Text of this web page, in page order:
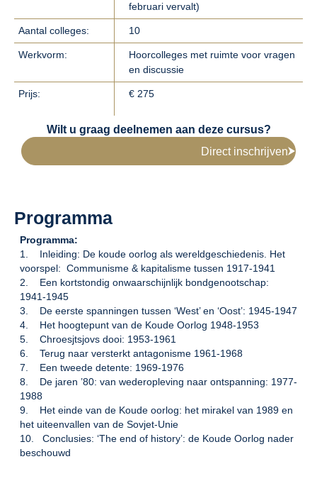
februari vervalt)
Aantal colleges: 10
Werkvorm:
Hoorcolleges met ruimte voor vragen
en discussie
Prijs: € 275
Wilt u graag deelnemen aan deze cursus?
Direct inschrijven
Programma
Programma:
1. Inleiding: De koude oorlog als wereldgeschiedenis. Het
voorspel: Communisme & kapitalisme tussen 1917-1941
2. Een kortstondig onwaarschijnlijk bondgenootschap:
1941-1945
3. De eerste spanningen tussen ‘West’ en ‘Oost’: 1945-1947
4. Het hoogtepunt van de Koude Oorlog 1948-1953
5. Chroesjtsjovs dooi: 1953-1961
6. Terug naar versterkt antagonisme 1961-1968
7. Een tweede detente: 1969-1976
8. De jaren ’80: van wederopleving naar ontspanning: 1977-
1988
9. Het einde van de Koude oorlog: het mirakel van 1989 en
het uiteenvallen van de Sovjet-Unie
10. Conclusies: ‘The end of history’: de Koude Oorlog nader
beschouwd